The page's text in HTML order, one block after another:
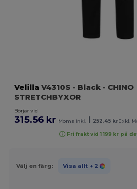
Velilla V4310S - Black - CHINO
STRETCHBYXOR
Börjar vid
315.56 kr Moms inkl. 252.45 krExkl.
Fri frakt vid 1 199 kr på
Välj en färg: Visa allt + 2